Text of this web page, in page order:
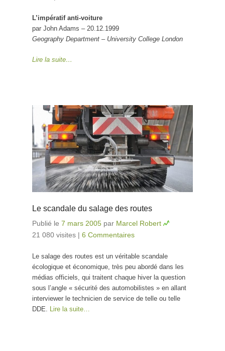
L’impératif anti-voiture
par John Adams – 20.12.1999
Geography Department – University College London
Lire la suite…
Le scandale du salage des routes
Publié le 7 mars 2005 par Marcel Robert
21 080 visites | 6 Commentaires
Le salage des routes est un véritable scandale
écologique et économique, très peu abordé dans les
médias officiels, qui traitent chaque hiver la question
sous l’angle « sécurité des automobilistes » en allant
interviewer le technicien de service de telle ou telle
DDE. Lire la suite…